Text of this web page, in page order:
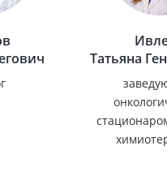
Татьяна